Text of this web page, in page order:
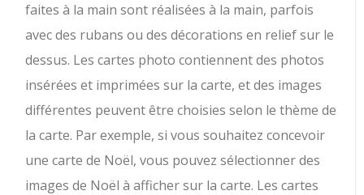
faites à la main sont réalisées à la main, parfois
avec des rubans ou des décorations en relief sur le
dessus. Les cartes photo contiennent des photos
insérées et imprimées sur la carte, et des images
différentes peuvent être choisies selon le thème de
la carte. Par exemple, si vous souhaitez concevoir
une carte de Noël, vous pouvez sélectionner des
images de Noël à afficher sur la carte. Les cartes